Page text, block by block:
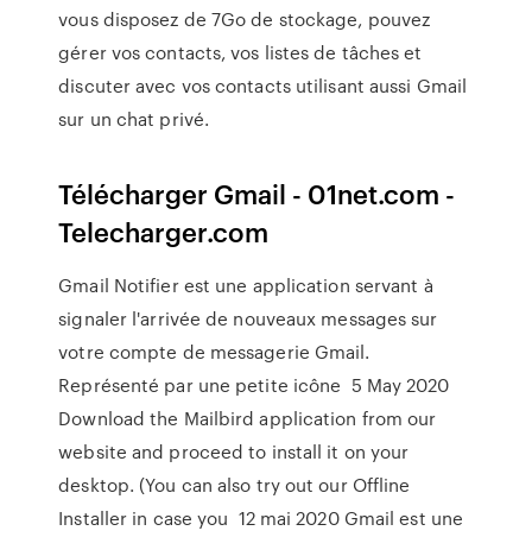
vous disposez de 7Go de stockage, pouvez
gérer vos contacts, vos listes de tâches et
discuter avec vos contacts utilisant aussi Gmail
sur un chat privé.
Télécharger Gmail - 01net.com -
Telecharger.com
Gmail Notifier est une application servant à
signaler l'arrivée de nouveaux messages sur
votre compte de messagerie Gmail.
Représenté par une petite icône 5 May 2020
Download the Mailbird application from our
website and proceed to install it on your
desktop. (You can also try out our Offline
Installer in case you 12 mai 2020 Gmail est une